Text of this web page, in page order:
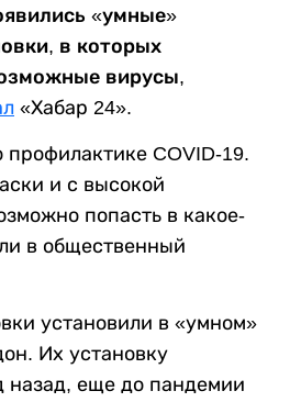
«умные»
в которых
вирусы,
«Хабар 24».
COVID-19.
и с высокой
попасть в какое-
в общественный
установили в «умном»
Их установку
назад, еще до пандемии